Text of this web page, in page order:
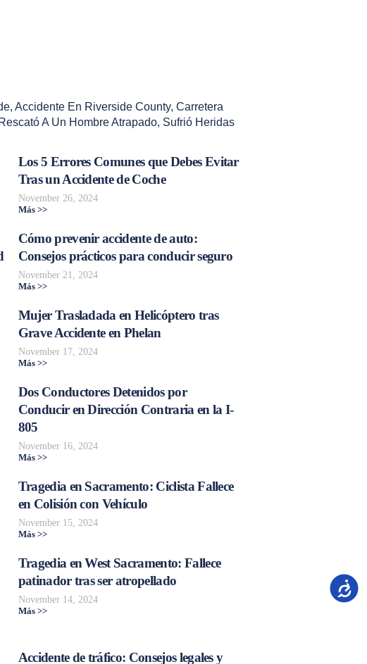
, Accidente En Riverside County, Carretera
Rescató A Un Hombre Atrapado, Sufrió Heridas
Los 5 Errores Comunes que Debes Evitar
Tras un Accidente de Coche
November 26, 2024
Más >>
Cómo prevenir accidente de auto:
Consejos prácticos para conducir seguro
November 21, 2024
Más >>
Mujer Trasladada en Helicóptero tras
Grave Accidente en Phelan
November 17, 2024
Más >>
Dos Conductores Detenidos por
Conducir en Dirección Contraria en la I-
805
November 16, 2024
Más >>
Tragedia en Sacramento: Ciclista Fallece
en Colisión con Vehículo
November 15, 2024
Más >>
Tragedia en West Sacramento: Fallece
patinador tras ser atropellado
November 14, 2024
Más >>
Accidente de tráfico: Consejos legales y